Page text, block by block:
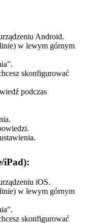
Android.
w lewym górnym
skonfigurować
podczas
iPad):
iOS.
w lewym górnym
skonfigurować